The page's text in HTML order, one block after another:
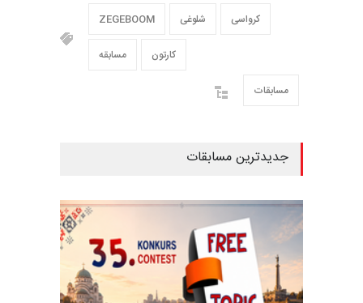
ZEGEBOOM شلوغی کرواسی
مسابقه کارتون
مسابقات
جدیدترین مسابقات